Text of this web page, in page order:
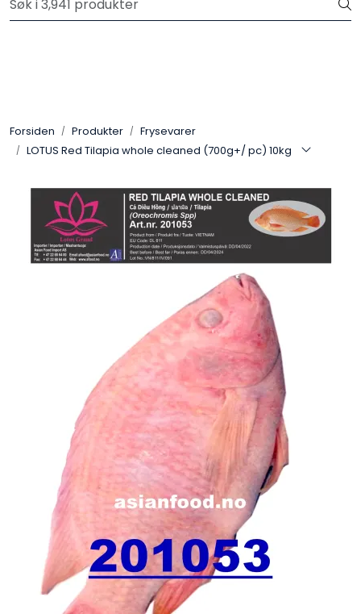
Skip to main content
Velkommen til vår nye nettbutikk! Trykk her for å lese mer
Forsiden Produkter
Frysevarer
LOTUS Red Tilapia whole cleaned (700g+/ pc) 10kg
Restaurantprodukter
Merkevarer